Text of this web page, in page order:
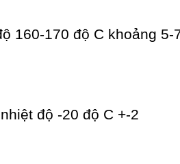
160-170 độ C khoảng
độ -20 độ C +-2